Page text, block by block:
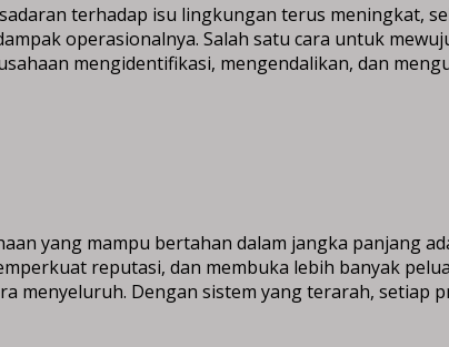
terhadap isu lingkungan terus meningkat,
operasionalnya. Salah satu cara untuk
mengidentifikasi, mengendalikan, dan
yang mampu bertahan dalam jangka panjang
reputasi, dan membuka lebih banyak
menyeluruh. Dengan sistem yang terarah, setiap